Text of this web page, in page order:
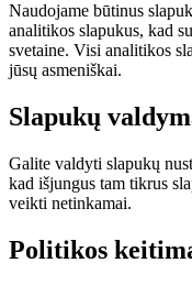
Naudojame būtinus
analitikos slapukus, kad
svetaine. Visi analitikos
jūsų asmeniškai.
Slapukų
Galite valdyti slapukų
kad išjungus tam tikrus
veikti netinkamai.
Politikos